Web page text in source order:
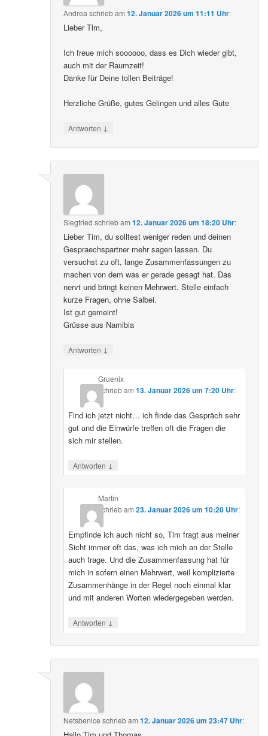
Andrea schriebam12. Januar 2026 um 11:11 Uhr:
Lieber Tlm,
Ich freue mich soooooo, dass es Dich wieder gibt,
auch mit der Raumzeit!
Danke für Deine tollen Beiträge!
Herzliche Grüße, gutes Gelingen und alles Gute
Antworten ↓
Siegfried schriebam12. Januar 2026 um 18:20 Uhr:
Lieber Tim, du solltest weniger reden und deinen
Gespraechspartner mehr sagen lassen. Du
versuchst zu oft, lange Zusammenfassungen zu
machen von dem was er gerade gesagt hat. Das
nervt und bringt keinen Mehrwert. Stelle einfach
kurze Fragen, ohne Salbei.
Ist gut gemeint!
Grüsse aus Namibia
Antworten ↓
Gruenix
schriebam 13. Januar 2026 um 7:20 Uhr:
Find ich jetzt nicht… ich finde das Gespräch sehr
gut und die Einwürfe treffen oft die Fragen die
sich mir stellen.
Antworten ↓
Martin
schriebam 23. Januar 2026 um 10:20 Uhr:
Empfinde ich auch nicht so, Tim fragt aus meiner
Sicht immer oft das, was ich mich an der Stelle
auch frage. Und die Zusammenfassung hat für
mich in sofern einen Mehrwert, weil komplizierte
Zusammenhänge in der Regel noch einmal klar
und mit anderen Worten wiedergegeben werden.
Antworten ↓
Netsbenice schriebam12. Januar 2026 um 23:47 Uhr: